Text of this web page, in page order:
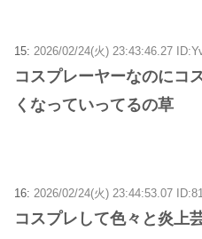
15: 2026/02/24(火) 23:43:46.27
コスプレーヤーなのにコ
くなっていってるの草
16: 2026/02/24(火) 23:44:53.07
コスプレして色々と炎上